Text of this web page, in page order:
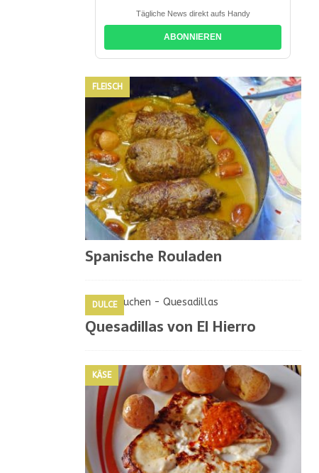
Tägliche News direkt aufs Handy
ABONNIEREN
FLEISCH
Spanische Rouladen
DULCE
Quesadillas von El Hierro
KÄSE